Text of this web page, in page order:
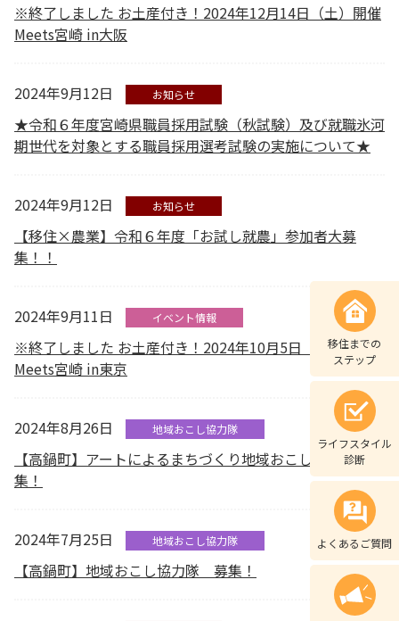
※終了しました お土産付き！2024年12月14日（土）開催
Meets宮崎 in大阪
2024年9月12日 お知らせ
★令和６年度宮崎県職員採用試験（秋試験）及び就職氷河
期世代を対象とする職員採用選考試験の実施について★
2024年9月12日 お知らせ
【移住×農業】令和６年度「お試し就農」参加者大募
集！！
2024年9月11日 イベント情報
※終了しました お土産付き！2024年10月5日（土）開催
Meets宮崎 in東京
2024年8月26日 地域おこし協力隊
【高鍋町】アートによるまちづくり地域おこし協力隊 募
集！
2024年7月25日 地域おこし協力隊
【高鍋町】地域おこし協力隊 募集！
移住までの
ステップ
ライフスタイル
診断
よくあるご質問